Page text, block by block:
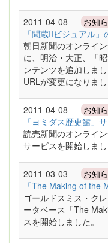
2011-04-08 お知
「聞蔵IIビジュアル
朝日新聞のオンライ
に、明治・大正、「
ンテンツを追加しま
URLが変更になりまし
2011-04-08 お知
「ヨミダス歴史館」
読売新聞のオンライ
サービスを開始しまし
2011-03-03 お知
「The Making of the
ゴールドスミス・ク
ータベース「The
スを開始しました。